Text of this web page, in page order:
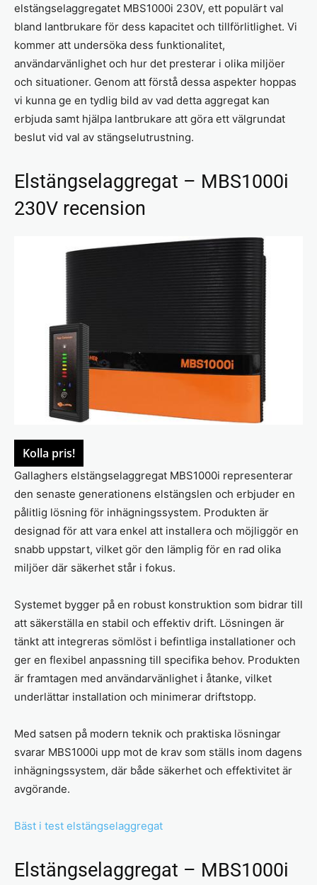
elstängselaggregatet MBS1000i 230V, ett populärt val
bland lantbrukare för dess kapacitet och tillförlitlighet. Vi
kommer att undersöka dess funktionalitet,
användarvänlighet och hur det presterar i olika miljöer
och situationer. Genom att förstå dessa aspekter hoppas
vi kunna ge en tydlig bild av vad detta aggregat kan
erbjuda samt hjälpa lantbrukare att göra ett välgrundat
beslut vid val av stängselutrustning.
Elstängselaggregat – MBS1000i
230V recension
Kolla pris!
Gallaghers elstängselaggregat MBS1000i representerar
den senaste generationens elstängslen och erbjuder en
pålitlig lösning för inhägningssystem. Produkten är
designad för att vara enkel att installera och möjliggör en
snabb uppstart, vilket gör den lämplig för en rad olika
miljöer där säkerhet står i fokus.
Systemet bygger på en robust konstruktion som bidrar till
att säkerställa en stabil och effektiv drift. Lösningen är
tänkt att integreras sömlöst i befintliga installationer och
ger en flexibel anpassning till specifika behov. Produkten
är framtagen med användarvänlighet i åtanke, vilket
underlättar installation och minimerar driftstopp.
Med satsen på modern teknik och praktiska lösningar
svarar MBS1000i upp mot de krav som ställs inom dagens
inhägningssystem, där både säkerhet och effektivitet är
avgörande.
Bäst i test elstängselaggregat
Elstängselaggregat – MBS1000i